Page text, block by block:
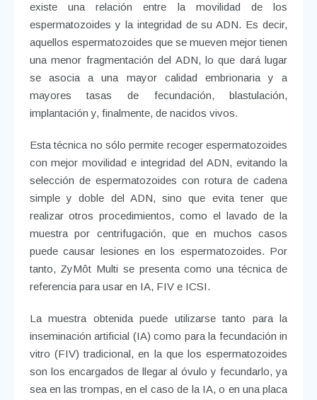
existe una relación entre la movilidad de los
espermatozoides y la integridad de su ADN. Es decir,
aquellos espermatozoides que se mueven mejor tienen
una menor fragmentación del ADN, lo que dará lugar
se asocia a una mayor calidad embrionaria y a
mayores tasas de fecundación, blastulación,
implantación y, finalmente, de nacidos vivos.
Esta técnica no sólo permite recoger espermatozoides
con mejor movilidad e integridad del ADN, evitando la
selección de espermatozoides con rotura de cadena
simple y doble del ADN, sino que evita tener que
realizar otros procedimientos, como el lavado de la
muestra por centrifugación, que en muchos casos
puede causar lesiones en los espermatozoides. Por
tanto, ZyMôt Multi se presenta como una técnica de
referencia para usar en IA, FIV e ICSI.
La muestra obtenida puede utilizarse tanto para la
inseminación artificial (IA) como para la fecundación in
vitro (FIV) tradicional, en la que los espermatozoides
son los encargados de llegar al óvulo y fecundarlo, ya
sea en las trompas, en el caso de la IA, o en una placa